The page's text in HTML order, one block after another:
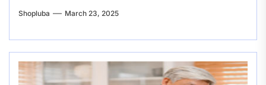
Shopluba March 23, 2025